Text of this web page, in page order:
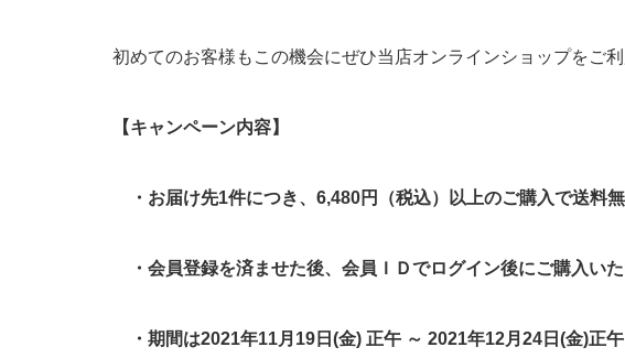
初めてのお客様もこの機会にぜひ当店オンラインショップをご利
【キャンペーン内容】
・お届け先1件につき、6,480円（税込）以上のご購入で送料
・会員登録を済ませた後、会員ＩＤでログイン後にご購入い
・期間は2021年11月19日(金) 正午 ～ 2021年12月24日(金)正